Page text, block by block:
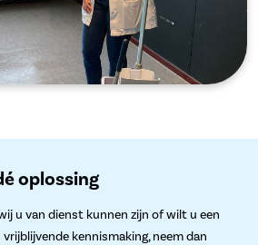
oplossing
u van dienst kunnen zijn of wilt u een
kennismaking, neem dan